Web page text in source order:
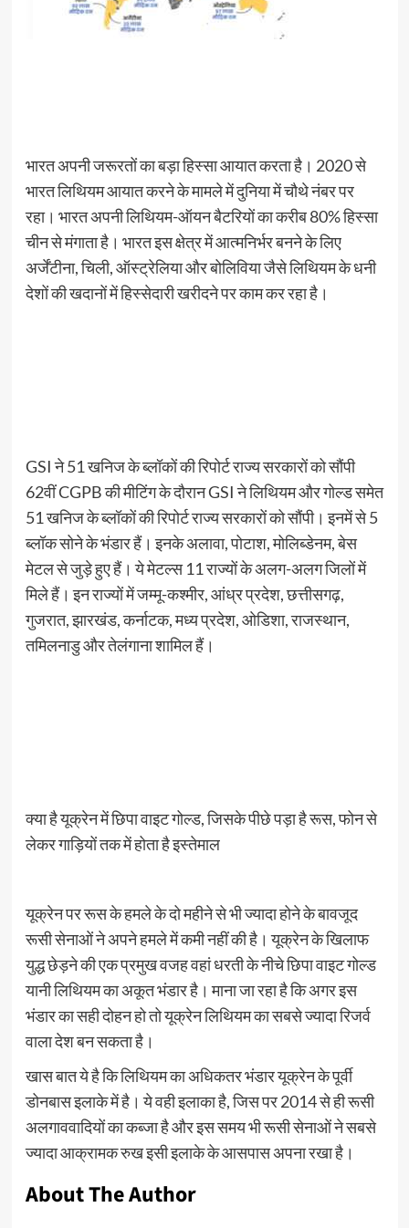
भारत अपनी जरूरतों का बड़ा हिस्सा आयात करता है। 2020 से
भारत लिथियम आयात करने के मामले में दुनिया में चौथे नंबर पर
रहा। भारत अपनी लिथियम-ऑयन बैटरियों का करीब 80% हिस्सा
चीन से मंगाता है। भारत इस क्षेत्र में आत्मनिर्भर बनने के लिए
अर्जेंटीना, चिली, ऑस्ट्रेलिया और बोलिविया जैसे लिथियम के धनी
देशों की खदानों में हिस्सेदारी खरीदने पर काम कर रहा है।
GSI ने 51 खनिज के ब्लॉकों की रिपोर्ट राज्य सरकारों को सौंपी
62वीं CGPB की मीटिंग के दौरान GSI ने लिथियम और गोल्ड समेत
51 खनिज के ब्लॉकों की रिपोर्ट राज्य सरकारों को सौंपी। इनमें से 5
ब्लॉक सोने के भंडार हैं। इनके अलावा, पोटाश, मोलिब्डेनम, बेस
मेटल से जुड़े हुए हैं। ये मेटल्स 11 राज्यों के अलग-अलग जिलों में
मिले हैं। इन राज्यों में जम्मू-कश्मीर, आंध्र प्रदेश, छत्तीसगढ़,
गुजरात, झारखंड, कर्नाटक, मध्य प्रदेश, ओडिशा, राजस्थान,
तमिलनाडु और तेलंगाना शामिल हैं।
क्या है यूक्रेन में छिपा वाइट गोल्ड, जिसके पीछे पड़ा है रूस, फोन से
लेकर गाड़ियों तक में होता है इस्तेमाल
यूक्रेन​​​​​ पर रूस के हमले के दो महीने से भी ज्यादा होने के बावजूद
रूसी सेनाओं ने अपने हमले में कमी नहीं की है। यूक्रेन के खिलाफ
युद्ध छेड़ने की एक प्रमुख वजह वहां धरती के नीचे छिपा वाइट गोल्ड
यानी लिथियम का अकूत भंडार है। माना जा रहा है कि अगर इस
भंडार का सही दोहन हो तो यूक्रेन लिथियम का सबसे ज्यादा रिजर्व
वाला देश बन सकता है।
खास बात ये है कि लिथियम का अधिकतर भंडार यूक्रेन के पूर्वी
डोनबास इलाके में है। ये वही इलाका है, जिस पर 2014 से ही रूसी
अलगाववादियों का कब्जा है और इस समय भी रूसी सेनाओं ने सबसे
ज्यादा आक्रामक रुख इसी इलाके के आसपास अपना रखा है।
About The Author